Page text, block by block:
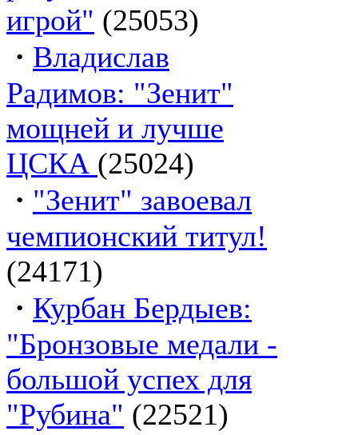
игрой" (25053)
· Владислав
Радимов: "Зенит"
мощней и лучше
ЦСКА (25024)
· "Зенит" завоевал
чемпионский титул!
(24171)
· Курбан Бердыев:
"Бронзовые медали -
большой успех для
"Рубина" (22521)